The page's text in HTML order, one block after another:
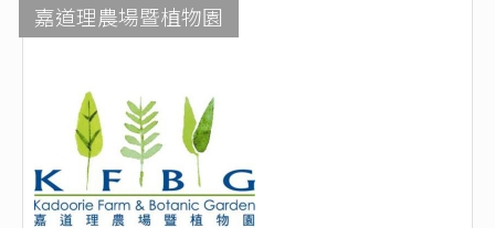
嘉道理農場暨植物園